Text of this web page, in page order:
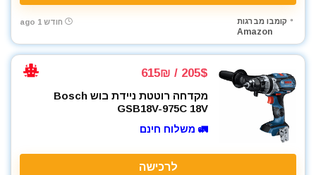
קומבו מברגות
Amazon
חודש 1 ago
205$ / 615₪
מקדחה רוטטת ניידת בוש Bosch
GSB18V-975C 18V
🚛 משלוח חינם
לרכישה